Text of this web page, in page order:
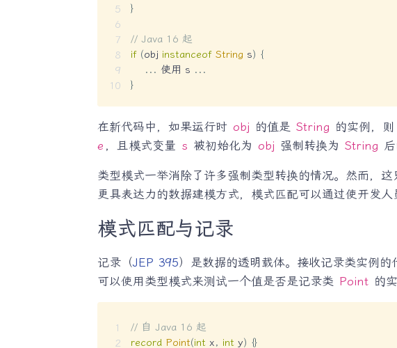
}
// Java 16 起
if (obj instanceof String s) {
. . . 使用 s . . .
}
在新代码中，如果运行时 obj 的值是 String 的实例，则
e ，且模式变量 s 被初始化为 obj 强制转换为 String
类型模式一举消除了许多强制类型转换的情况。然而，
更具表达力的数据建模方式，模式匹配可以通过使开发
模式匹配与记录
记录（JEP 395）是数据的透明载体。接收记录类实例
可以使用类型模式来测试一个值是否是记录类 Point 的
// 自 Java 16 起
record Point(int x, int y) {}